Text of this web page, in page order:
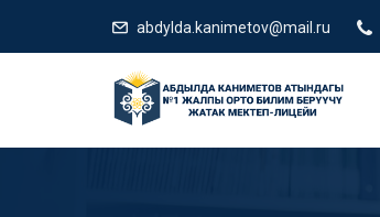
abdylda.kanimetov@mail.ru